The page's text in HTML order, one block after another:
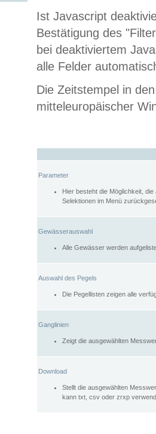
Ist Javascript
Bestätigung des
bei deaktiviertem
alle Felder
Die Zeitstempel in
mitteleuropäischer
Parameter
Hier besteht die Möglichkeit,
Selektionen im Menü
Gewässerauswahl
Alle Gewässer werden
Auswahl des Pegels
Die Pegellisten zeigen alle
Ganglinien
Zeigt die ausgewählten
Download
Stellt die ausgewählten
kann txt, csv oder zrxp